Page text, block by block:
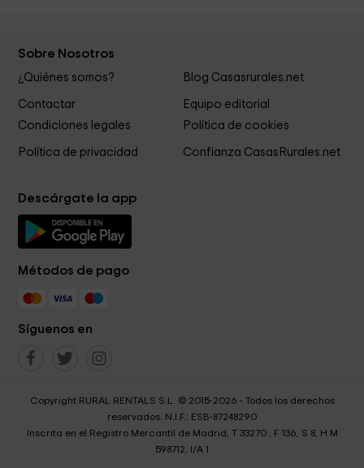
Sobre Nosotros
¿Quiénes somos? Blog Casasrurales.net
Contactar
Equipo editorial
Condiciones legales
Política de cookies
Política de privacidad Confianza CasasRurales.net
Descárgate la app
Métodos de pago
Síguenos en
Copyright RURAL RENTALS S.L. © 2015-2026 - Todos los derechos
reservados. N.I.F.: ESB-87248290
Inscrita en el Registro Mercantil de Madrid, T 33270 , F 136, S 8, H M
598712, I/A 1